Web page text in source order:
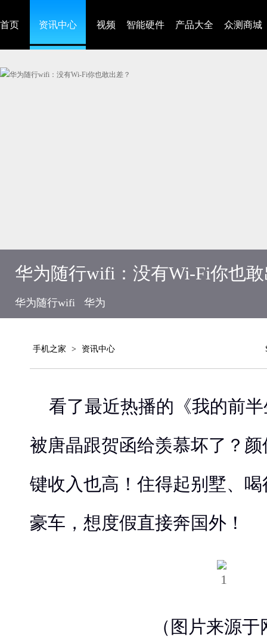
首页 资讯中心 视频 智能硬件 产品大全 众测商城
华为随行wifi：没有Wi-Fi你也
华为随行wifi 华为
手机之家 > 资讯中心
看了最近热播的《我的前
被唐晶跟贺函给羡慕坏了？
键收入也高！住得起别墅、
豪车，想度假直接奔国外！
（图片来源